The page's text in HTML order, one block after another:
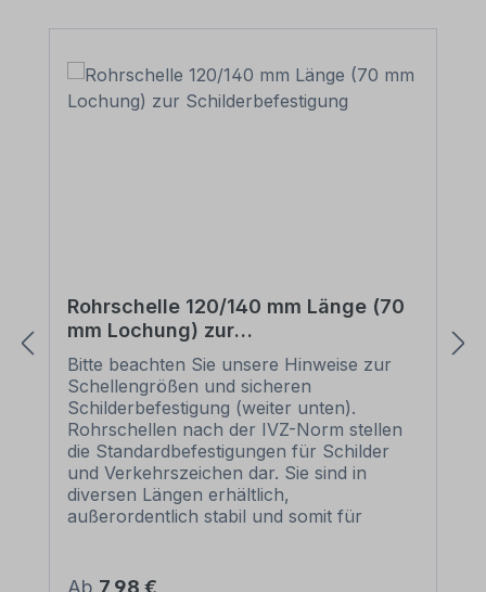
Rohrschelle 120/140 mm Länge (70
mm Lochung) zur
Schilderbefestigung
Bitte beachten Sie unsere Hinweise zur
Schellengrößen und sicheren
Schilderbefestigung (weiter unten).
Rohrschellen nach der IVZ-Norm stellen
die Standardbefestigungen für Schilder
und Verkehrszeichen dar. Sie sind in
diversen Längen erhältlich,
außerordentlich stabil und somit für
eine sichere Befestigung von Schildern mit
Regulärer Preis:
Ab 7,98 €